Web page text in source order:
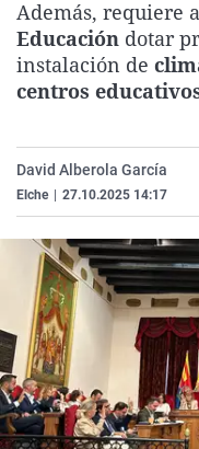
Además, requiere
Educación dotar
instalación de
centros
David Alberola García
Elche 27.10.2025 14:17